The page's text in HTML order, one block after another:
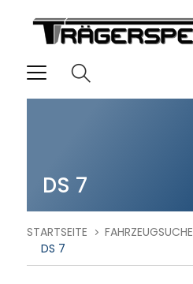
DS 7
STARTSEITE FAHRZEUGSUCHE
DS 7